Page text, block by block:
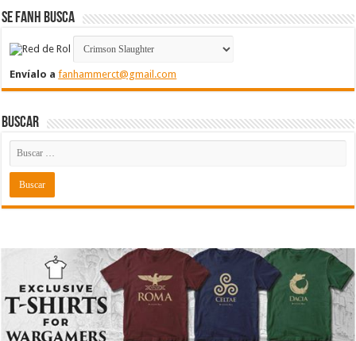
Se FanH Busca
Envíalo afanhammerct@gmail.com
Buscar